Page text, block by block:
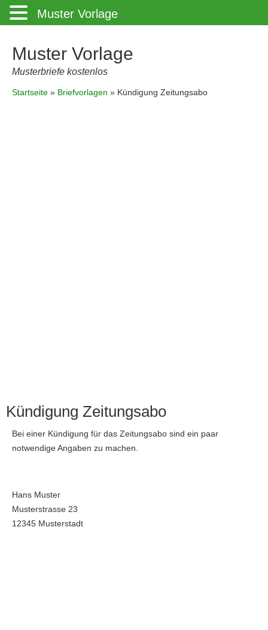
Muster Vorlage
Musterbriefe kostenlos
Startseite » Briefvorlagen » Kündigung Zeitungsabo
Kündigung Zeitungsabo
Bei einer Kündigung für das Zeitungsabo sind ein paar
notwendige Angaben zu machen.
Hans Muster
Musterstrasse 23
12345 Musterstadt
Muster Vorlage